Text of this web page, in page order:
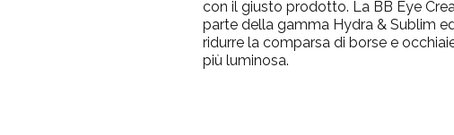
con il giusto prodotto. La BB Eye
parte della gamma Hydra & Sublim
ridurre la comparsa di borse e
più luminosa.